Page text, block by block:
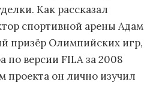
Как рассказал
спортивной арены Адам
призёр Олимпийских игр,
по версии FILA за 2008
проекта он лично изучил